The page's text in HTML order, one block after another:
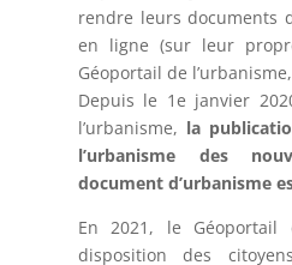
rendre leurs documents
en ligne (sur leur
Géoportail de
Depuis le 1e janvier
l’urbanisme, la
l’urbanisme des
document d’urbanisme
En 2021, le Géoportail
disposition des